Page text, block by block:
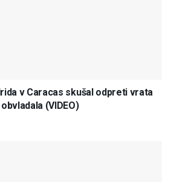
v Caracas skušal odpreti vrata
(VIDEO)